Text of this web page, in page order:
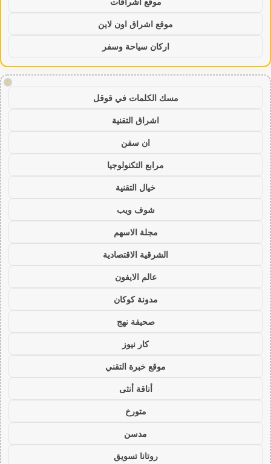
موقع اشراق اون لاين
اركان سياحة وسفر
!
مسك الكلمات في قوقل
اشراق التقنية
ان سفن
مرابع التكنولوجيا
خيال التقنية
شوف ويب
مجلة الاسهم
الشرقية الاقتصادية
عالم الايفون
مدونة كوكان
صحيفة نهج
كار نيوز
موقع خبرة التقني
أناقة أنثى
متورخ
مدسن
روتانا تسويق